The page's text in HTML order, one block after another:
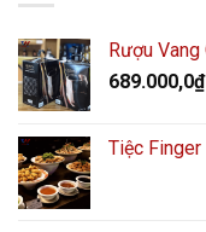
Rượu
689.000,0₫
Tiệc Finger